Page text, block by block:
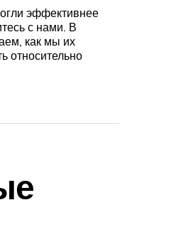
эффективнее
с нами. В
как мы их
относительно